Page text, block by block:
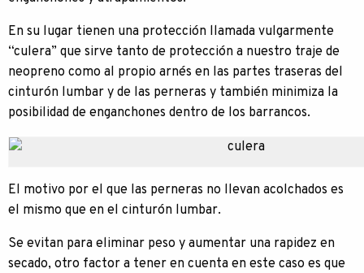
En su lugar tienen una protección llamada vulgarmente
“culera” que sirve tanto de protección a nuestro traje de
neopreno como al propio arnés en las partes traseras del
cinturón lumbar y de las perneras y también minimiza la
posibilidad de enganchones dentro de los barrancos.
El motivo por el que las perneras no llevan acolchados es
el mismo que en el cinturón lumbar.
Se evitan para eliminar peso y aumentar una rapidez en
secado, otro factor a tener en cuenta en este caso es que